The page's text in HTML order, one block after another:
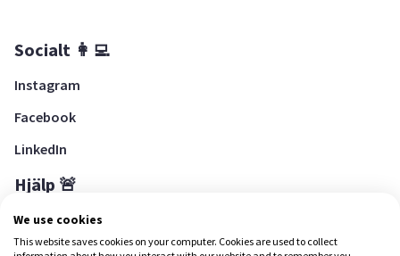
Socialt 👩‍💻
Instagram
Facebook
LinkedIn
Hjälp 🚨
Hjälpcenter
We use cookies
This website saves cookies on your computer. Cookies are used to collect